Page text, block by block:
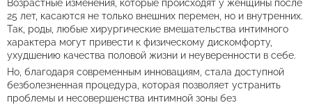
Возрастные изменения, которые происходят у женщины после
25 лет, касаются не только внешних перемен, но и внутренних.
Так, роды, любые хирургические вмешательства интимного
характера могут привести к физическому дискомфорту,
ухудшению качества половой жизни и неуверенности в себе.
Но, благодаря современным инновациям, стала доступной
безболезненная процедура, которая позволяет устранить
проблемы и несовершенства интимной зоны без